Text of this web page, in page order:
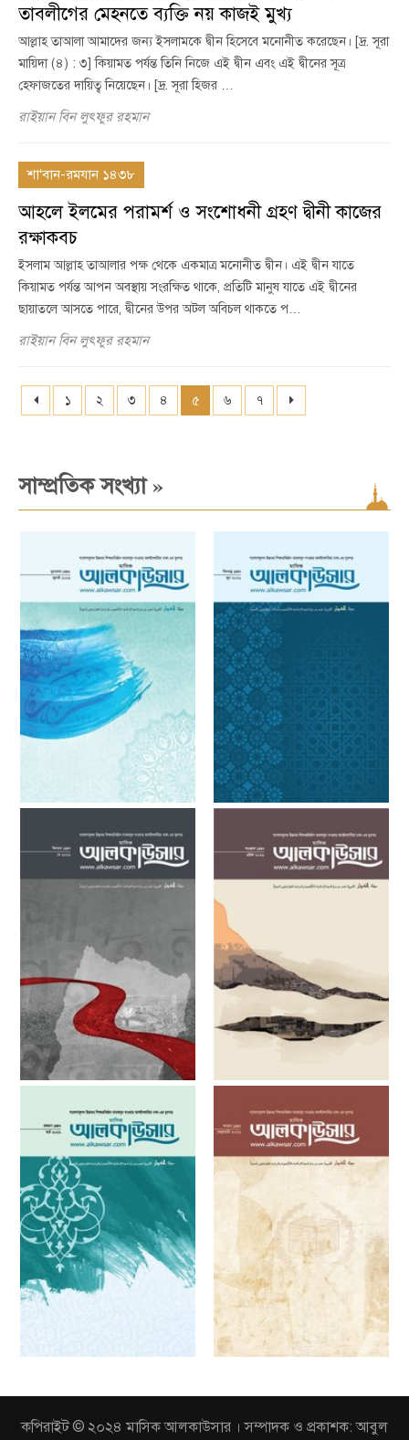
তাবলীগের মেহনতে ব্যক্তি নয় কাজই মুখ্য
আল্লাহ তাআলা আমাদের জন্য ইসলামকে দ্বীন হিসেবে মনোনীত করেছেন। [দ্র. সূরা
মায়িদা (৪) : ৩] কিয়ামত পর্যন্ত তিনি নিজে এই দ্বীন এবং এই দ্বীনের সূত্র
হেফাজতের দায়িত্ব নিয়েছেন। [দ্র. সূরা হিজর …
রাইয়ান বিন লুৎফুর রহমান
শা‘বান-রমযান ১৪৩৮
আহলে ইলমের পরামর্শ ও সংশোধনী গ্রহণ দ্বীনী কাজের
রক্ষাকবচ
ইসলাম আল্লাহ তাআলার পক্ষ থেকে একমাত্র মনোনীত দ্বীন। এই দ্বীন যাতে
কিয়ামত পর্যন্ত আপন অবস্থায় সংরক্ষিত থাকে, প্রতিটি মানুষ যাতে এই দ্বীনের
ছায়াতলে আসতে পারে, দ্বীনের উপর অটল অবিচল থাকতে প…
রাইয়ান বিন লুৎফুর রহমান
১ ২ ৩ ৪ ৫ ৬ ৭
সাম্প্রতিক সংখ্যা»
কপিরাইট © ২০২৪ মাসিক আলকাউসার । সম্পাদক ও প্রকাশক: আবুল